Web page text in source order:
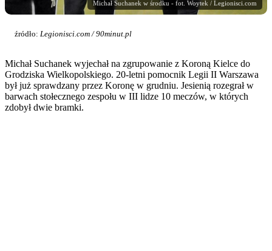
Michał Suchanek w środku - fot. Woytek / Legionisci.com
źródło: Legionisci.com / 90minut.pl
Michał Suchanek wyjechał na zgrupowanie z Koroną Kielce do
Grodziska Wielkopolskiego. 20-letni pomocnik Legii II Warszawa
był już sprawdzany przez Koronę w grudniu. Jesienią rozegrał w
barwach stołecznego zespołu w III lidze 10 meczów, w których
zdobył dwie bramki.